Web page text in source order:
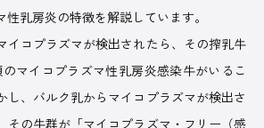
乳房炎の特徴を解説しています。
コプラズマが検出されたら、その搾乳牛
マイコプラズマ性乳房炎感染牛がいるこ
し、バルク乳からマイコプラズマが検出さ
その牛群が「マイコプラズマ・フリー（感